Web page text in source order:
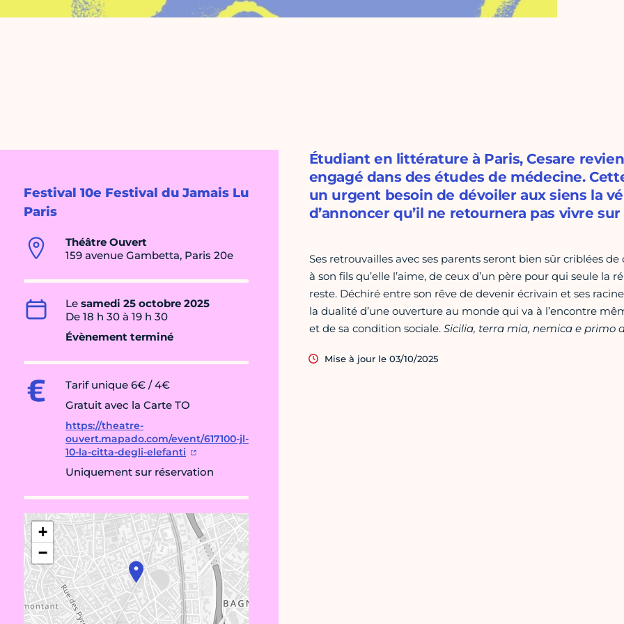
Festival 10e Festival du Jamais Lu
Paris
Théâtre Ouvert
159 avenue Gambetta, Paris 20e
Le samedi 25 octobre 2025
De 18 h 30 à 19 h 30
Évènement terminé
Tarif unique 6€ / 4€
Gratuit avec la Carte TO
https://theatre-
ouvert.mapado.com/event/617100-jl-
10-la-citta-degli-elefanti
Uniquement sur réservation
+
−
Étudiant en littérature à Paris, Cesare
engagé dans des études de médecine.
un urgent besoin de dévoiler aux siens la
d’annoncer qu’il ne retournera pas vivre sur
Ses retrouvailles avec ses parents seront bien sûr criblées de
à son fils qu’elle l’aime, de ceux d’un père pour qui seule la
reste. Déchiré entre son rêve de devenir écrivain et ses
la dualité d’une ouverture au monde qui va à l’encontre
et de sa condition sociale. Sicilia, terra mia, nemica e primo
Mise à jour le 03/10/2025